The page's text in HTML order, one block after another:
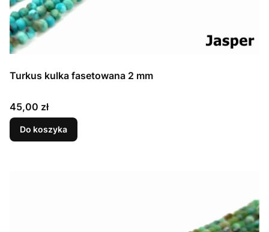
Turkus kulka fasetowana 2 mm
Cena
45,00 zł
Do koszyka